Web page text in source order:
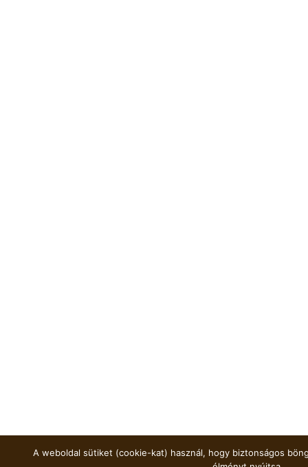
A weboldal sütiket (cookie-kat) használ, hogy biztonságos